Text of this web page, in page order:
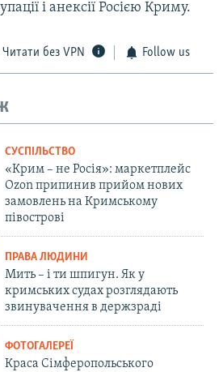
і анексії Росією Криму.
Читати без VPN Follow us
СУСПІЛЬСТВО
«Крим – не Росія»: маркетплейс
Ozon припинив прийом нових
замовлень на Кримському
півострові
ПРАВА ЛЮДИНИ
Мить – і ти шпигун. Як у
кримських судах розглядають
звинувачення в держзраді
ФОТОГАЛЕРЕЇ
Краса Сімферопольського